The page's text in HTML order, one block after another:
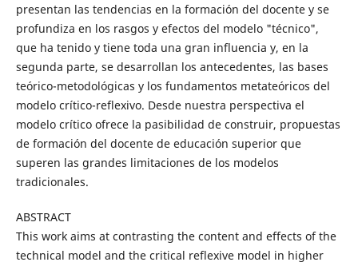
presentan las tendencias en la formación del docente y se
profundiza en los rasgos y efectos del modelo "técnico",
que ha tenido y tiene toda una gran influencia y, en la
segunda parte, se desarrollan los antecedentes, las bases
teórico-metodológicas y los fundamentos metateóricos del
modelo crítico-reflexivo. Desde nuestra perspectiva el
modelo crítico ofrece la pasibilidad de construir, propuestas
de formación del docente de educación superior que
superen las grandes limitaciones de los modelos
tradicionales.
ABSTRACT
This work aims at contrasting the content and effects of the
technical model and the critical reflexive model in higher